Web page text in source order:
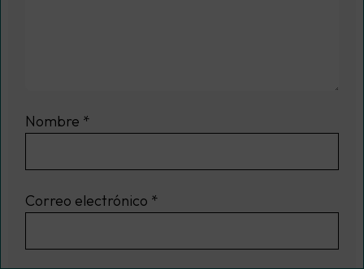
Nombre *
Correo electrónico *